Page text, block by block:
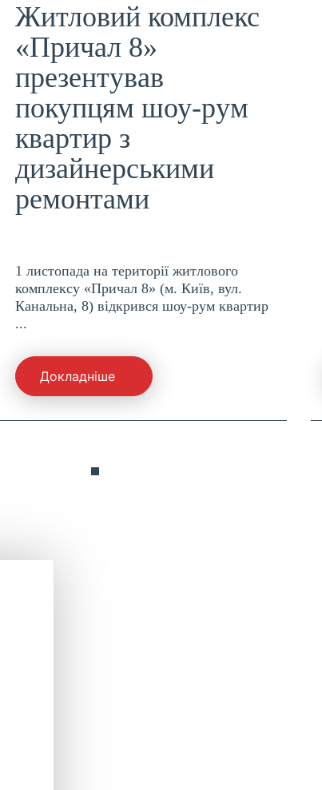
Житловий комплекс
«Причал 8»
презентував
покупцям шоу-рум
квартир з
дизайнерськими
ремонтами
1 листопада на території житлового
комплексу «Причал 8» (м. Київ, вул.
Канальна, 8) відкрився шоу-рум квартир
...
Докладніше